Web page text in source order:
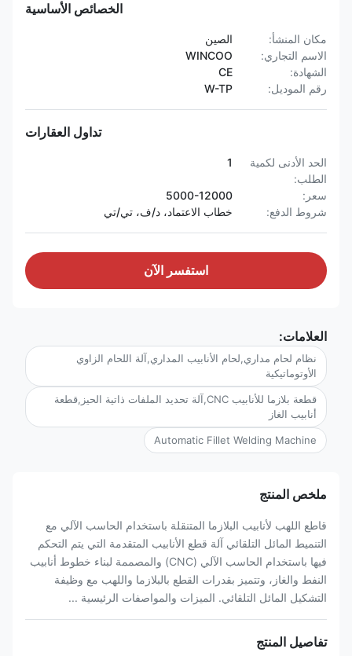
الخصائص الأساسية
مكان المنشأ:
الصين
الاسم التجاري:
WINCOO
الشهادة:
CE
رقم الموديل:
W-TP
تداول العقارات
الحد الأدنى لكمية
الطلب:
1
سعر:
5000-12000
شروط الدفع:
خطاب الاعتماد، د/ف، تي/تي
استفسر الآن
العلامات:
نظام لحام مداري,لحام الأنابيب المداري,آلة اللحام الزاوي
الأوتوماتيكية
قطعة بلازما للأنابيب CNC,آلة تحديد الملفات ذاتية الحيز,قطعة
أنابيب الغاز
Automatic Fillet Welding Machine
ملخص المنتج
قاطع اللهب لأنابيب البلازما المتنقلة باستخدام الحاسب الآلي مع
التنميط المائل التلقائي آلة قطع الأنابيب المتقدمة التي يتم التحكم
فيها باستخدام الحاسب الآلي (CNC) والمصممة لبناء خطوط أنابيب
النفط والغاز، وتتميز بقدرات القطع بالبلازما واللهب مع وظيفة
التشكيل المائل التلقائي. الميزات والمواصفات الرئيسية ...
تفاصيل المنتج